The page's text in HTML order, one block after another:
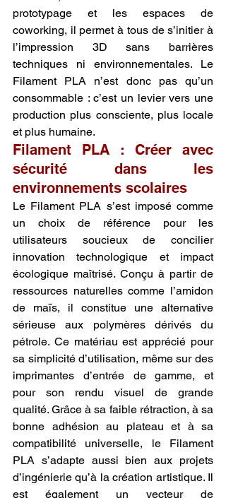
prototypage et les espaces de
coworking, il permet à tous de s’initier à
l’impression 3D sans barrières
techniques ni environnementales. Le
Filament PLA n’est donc pas qu’un
consommable : c’est un levier vers une
production plus consciente, plus locale
et plus humaine.
Filament PLA : Créer avec
sécurité dans les
environnements scolaires
Le Filament PLA s’est imposé comme
un choix de référence pour les
utilisateurs soucieux de concilier
innovation technologique et impact
écologique maîtrisé. Conçu à partir de
ressources naturelles comme l’amidon
de maïs, il constitue une alternative
sérieuse aux polymères dérivés du
pétrole. Ce matériau est apprécié pour
sa simplicité d’utilisation, même sur des
imprimantes d’entrée de gamme, et
pour son rendu visuel de grande
qualité. Grâce à sa faible rétraction, à sa
bonne adhésion au plateau et à sa
compatibilité universelle, le Filament
PLA s’adapte aussi bien aux projets
d’ingénierie qu’à la création artistique. Il
est également un vecteur de